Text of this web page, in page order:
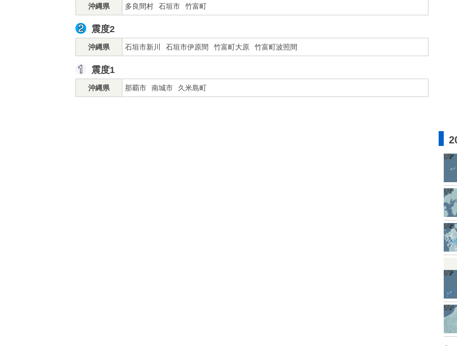
沖縄県 多良間村 石垣市 竹富町
震度2
沖縄県 石垣市新川 石垣市伊原間 竹富町大原 竹富町波照間
震度1
沖縄県 那覇市 南城市 久米島町